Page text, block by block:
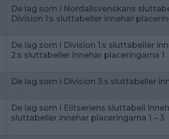
De lag som i Nordallsvenskans
Division 1:s sluttabeller innehar
De lag som i Division 1:s sluttabeller
2:s sluttabeller innehar placeringarna 1
De lag som i Division 3:s sluttabeller
De lag som i Elitseriens sluttabell
sluttabeller innehar placeringarna 1 – 3